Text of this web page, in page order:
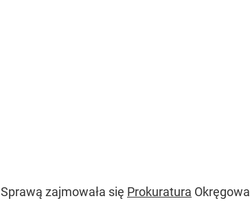
Sprawą zajmowała się Prokuratura